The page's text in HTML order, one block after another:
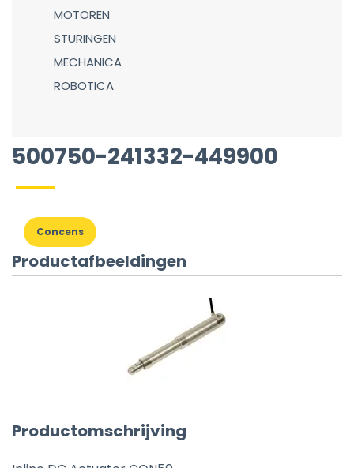
MOTOREN
STURINGEN
MECHANICA
ROBOTICA
500750-241332-449900
Concens
Productafbeeldingen
Productomschrijving